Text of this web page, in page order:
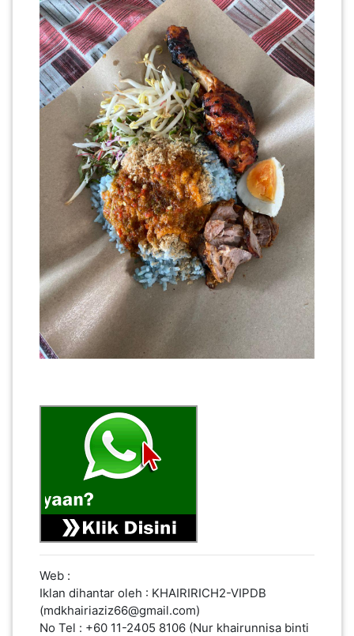
Web :
Iklan dihantar oleh : KHAIRIRICH2-VIPDB
(mdkhairiaziz66@gmail.com)
No Tel : +60 11-2405 8106 (Nur khairunnisa binti
KELANTAN(22)
PERAK(41)
SEMBILAN(10)
KEDAH(13)
TERENGGANU(12)
SABAH(0)
MELAKA(53)
PENANG(2)
PERLIS(6)
KUALA